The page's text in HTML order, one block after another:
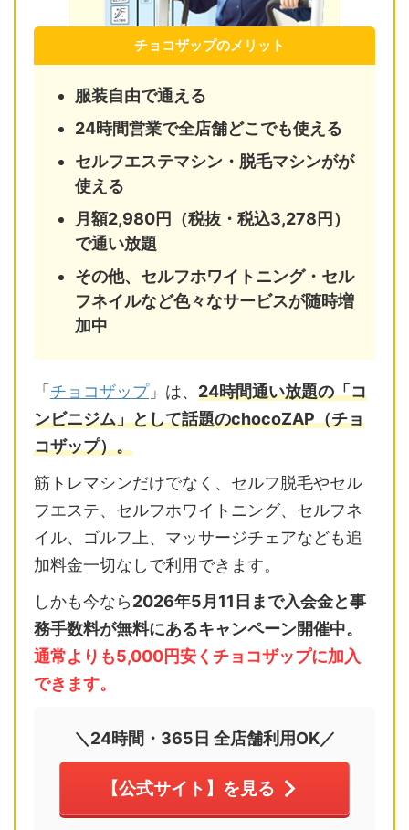
チョコザップのメリット
服装自由で通える
24時間営業で全店舗どこでも使える
セルフエステマシン・脱毛マシンがが
使える
月額2,980円（税抜・税込3,278円）
で通い放題
その他、セルフホワイトニング・セル
フネイルなど色々なサービスが随時増
加中
「 チョコザップ」は、 24時間通い放題の「コ
ンビニジム」として話題のchocoZAP（チョ
コザップ）。
筋トレマシンだけでなく、セルフ脱毛やセル
フエステ、セルフホワイトニング、セルフネ
イル、ゴルフ上、マッサージチェアなども追
加料金一切なしで利用できます。
しかも今なら2026年5月11日まで入会金と事
務手数料が無料にあるキャンペーン開催中。
通常よりも5,000円安くチョコザップに加入
できます。
＼24時間・365日 全店舗利用OK／
【公式サイト】を見る